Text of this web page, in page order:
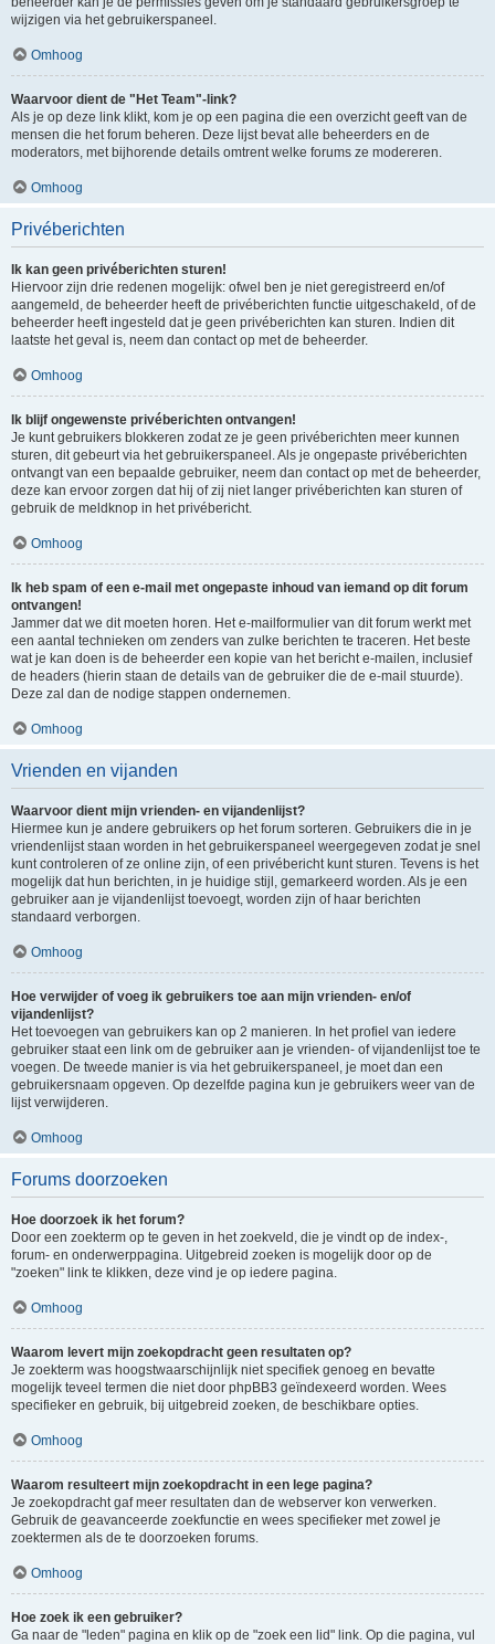
wijzigen via het gebruikerspaneel.
Omhoog
Waarvoor dient de "Het Team"-link?
Als je op deze link klikt, kom je op een pagina die een overzicht geeft van de
mensen die het forum beheren. Deze lijst bevat alle beheerders en de
moderators, met bijhorende details omtrent welke forums ze modereren.
Omhoog
Privéberichten
Ik kan geen privéberichten sturen!
Hiervoor zijn drie redenen mogelijk: ofwel ben je niet geregistreerd en/of
aangemeld, de beheerder heeft de privéberichten functie uitgeschakeld, of de
beheerder heeft ingesteld dat je geen privéberichten kan sturen. Indien dit
laatste het geval is, neem dan contact op met de beheerder.
Omhoog
Ik blijf ongewenste privéberichten ontvangen!
Je kunt gebruikers blokkeren zodat ze je geen privéberichten meer kunnen
sturen, dit gebeurt via het gebruikerspaneel. Als je ongepaste privéberichten
ontvangt van een bepaalde gebruiker, neem dan contact op met de beheerder,
deze kan ervoor zorgen dat hij of zij niet langer privéberichten kan sturen of
gebruik de meldknop in het privébericht.
Omhoog
Ik heb spam of een e-mail met ongepaste inhoud van iemand op dit forum
ontvangen!
Jammer dat we dit moeten horen. Het e-mailformulier van dit forum werkt met
een aantal technieken om zenders van zulke berichten te traceren. Het beste
wat je kan doen is de beheerder een kopie van het bericht e-mailen, inclusief
de headers (hierin staan de details van de gebruiker die de e-mail stuurde).
Deze zal dan de nodige stappen ondernemen.
Omhoog
Vrienden en vijanden
Waarvoor dient mijn vrienden- en vijandenlijst?
Hiermee kun je andere gebruikers op het forum sorteren. Gebruikers die in je
vriendenlijst staan worden in het gebruikerspaneel weergegeven zodat je snel
kunt controleren of ze online zijn, of een privébericht kunt sturen. Tevens is het
mogelijk dat hun berichten, in je huidige stijl, gemarkeerd worden. Als je een
gebruiker aan je vijandenlijst toevoegt, worden zijn of haar berichten
standaard verborgen.
Omhoog
Hoe verwijder of voeg ik gebruikers toe aan mijn vrienden- en/of
vijandenlijst?
Het toevoegen van gebruikers kan op 2 manieren. In het profiel van iedere
gebruiker staat een link om de gebruiker aan je vrienden- of vijandenlijst toe te
voegen. De tweede manier is via het gebruikerspaneel, je moet dan een
gebruikersnaam opgeven. Op dezelfde pagina kun je gebruikers weer van de
lijst verwijderen.
Omhoog
Forums doorzoeken
Hoe doorzoek ik het forum?
Door een zoekterm op te geven in het zoekveld, die je vindt op de index-,
forum- en onderwerppagina. Uitgebreid zoeken is mogelijk door op de
"zoeken" link te klikken, deze vind je op iedere pagina.
Omhoog
Waarom levert mijn zoekopdracht geen resultaten op?
Je zoekterm was hoogstwaarschijnlijk niet specifiek genoeg en bevatte
mogelijk teveel termen die niet door phpBB3 geïndexeerd worden. Wees
specifieker en gebruik, bij uitgebreid zoeken, de beschikbare opties.
Omhoog
Waarom resulteert mijn zoekopdracht in een lege pagina?
Je zoekopdracht gaf meer resultaten dan de webserver kon verwerken.
Gebruik de geavanceerde zoekfunctie en wees specifieker met zowel je
zoektermen als de te doorzoeken forums.
Omhoog
Hoe zoek ik een gebruiker?
Ga naar de "leden" pagina en klik op de "zoek een lid" link. Op die pagina, vul